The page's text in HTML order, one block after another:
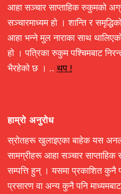
आहा सञ्चार साप्ताहिक रुकुमको
सञ्चारमाध्यम हो । शान्ति र
आहा भन्ने मुल नाराका साथ
हो । पत्रिका रुकुम पश्चिमबाट
भैरहेको छ । .. थप !
हाम्रो अनुरोध
स्रोतहरू खुलाइएका बाहेक यस
सामग्रीहरू आहा सञ्चार
सम्पत्ति हुन् । यसमा प्रकाशित कुनै
प्रसारण वा अन्य कुनै पनि